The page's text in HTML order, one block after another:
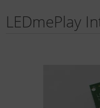
LEDmePlay